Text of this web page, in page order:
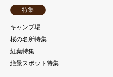
特集
キャンプ場
桜の名所特集
紅葉特集
絶景スポット特集